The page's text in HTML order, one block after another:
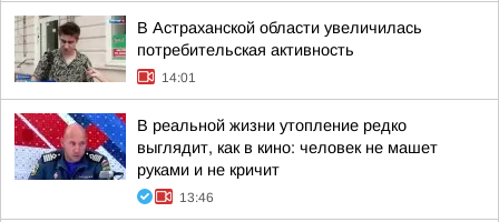
В Астраханской области увеличилась
потребительская активность
14:01
В реальной жизни утопление редко
выглядит, как в кино: человек не машет
руками и не кричит
13:46